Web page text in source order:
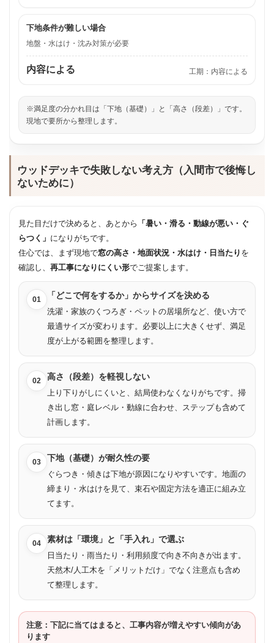
下地条件が難しい場合
地盤・水はけ・沈み対策が必要
内容による 工期：内容による
※満足度の分かれ目は「下地（基礎）」と「高さ（段差）」です。
現地で要所から整理します。
ウッドデッキで失敗しない考え方（入間市で後悔し
ないために）
見た目だけで決めると、あとから 「暑い・滑る・動線が悪い・ぐ
らつく」 になりがちです。
住心では、まず現地で窓の高さ・地面状況・水はけ・日当たり を
確認し、 再工事になりにくい形でご提案します。
01 「どこで何をするか」からサイズを決める
洗濯・家族のくつろぎ・ペットの居場所など、使い方で
最適サイズが変わります。必要以上に大きくせず、満足
度が上がる範囲を整理します。
02 高さ（段差）を軽視しない
上り下りがしにくいと、結局使わなくなりがちです。掃
き出し窓・庭レベル・動線に合わせ、ステップも含めて
計画します。
03 下地（基礎）が耐久性の要
ぐらつき・傾きは下地が原因になりやすいです。地面の
締まり・水はけを見て、束石や固定方法を適正に組み立
てます。
04 素材は「環境」と「手入れ」で選ぶ
日当たり・雨当たり・利用頻度で向き不向きが出ます。
天然木/人工木を「メリットだけ」でなく注意点も含め
て整理します。
注意：下記に当てはまると、工事内容が増えやすい傾向があ
ります